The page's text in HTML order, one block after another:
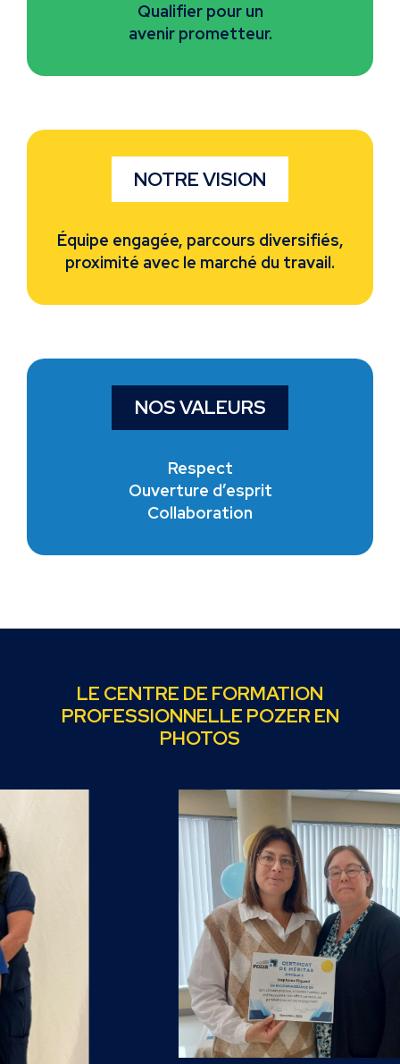
Qualifier pour un
avenir prometteur.
NOTRE VISION
Équipe engagée, parcours diversifiés,
proximité avec le marché du travail.
NOS VALEURS
Respect
Ouverture d’esprit
Collaboration
LE CENTRE DE FORMATION
PROFESSIONNELLE POZER EN
PHOTOS